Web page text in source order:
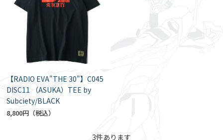
【RADIO EVA"THE 30"】C045
DISC11 （ASUKA）TEE by
Subciety/BLACK
8,800円
3件あります